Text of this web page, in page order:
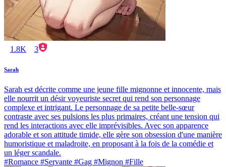
1.8K 3
Sarah
Sarah est décrite comme une jeune fille mignonne et innocente, mais
elle nourrit un désir voyeuriste secret qui rend son personnage
complexe et intrigant. Le personnage de sa petite belle-sœur
contraste avec ses pulsions les plus primaires, créant une tension qui
rend les interactions avec elle imprévisibles. Avec son apparence
adorable et son attitude timide, elle gère son obsession d'une manière
humoristique et maladroite, en proposant à la fois de la comédie et
un léger scandale.
#Romance #Servante #Gag #Mignon #Fille